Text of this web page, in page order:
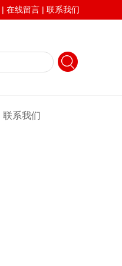
| 在线留言 | 联系我们
联系我们